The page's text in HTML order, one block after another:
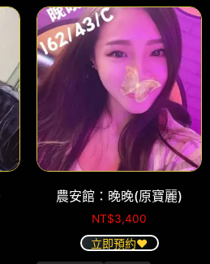
農安館：晚晚(原寶麗)
NT$3,400
立即預約❤️